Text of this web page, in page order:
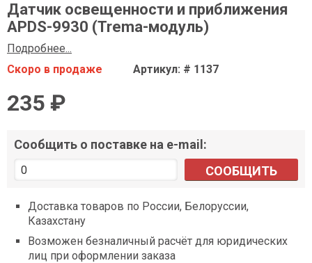
Датчик освещенности и приближения
APDS-9930 (Trema-модуль)
Подробнее...
Скоро в продаже
Артикул: # 1137
235 ₽
Сообщить о поставке на e-mail:
СООБЩИТЬ
Доставка товаров по России, Белоруссии,
Казахстану
Возможен безналичный расчёт для юридических
лиц при оформлении заказа
По техническим вопросам
Консультант